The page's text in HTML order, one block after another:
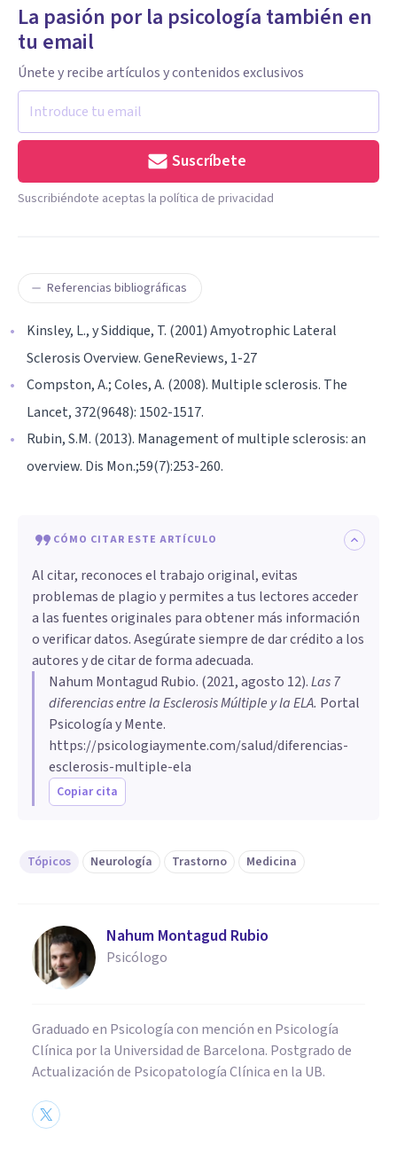
La pasión por la psicología también en
tu email
Únete y recibe artículos y contenidos exclusivos
Suscríbete
Suscribiéndote aceptas la política de privacidad
Referencias bibliográficas
Kinsley, L., y Siddique, T. (2001) Amyotrophic Lateral
Sclerosis Overview. GeneReviews, 1-27
Compston, A.; Coles, A. (2008). Multiple sclerosis. The
Lancet, 372(9648): 1502-1517.
Rubin, S.M. (2013). Management of multiple sclerosis: an
overview. Dis Mon.;59(7):253-260.
CÓMO CITAR ESTE ARTÍCULO
Al citar, reconoces el trabajo original, evitas
problemas de plagio y permites a tus lectores acceder
a las fuentes originales para obtener más información
o verificar datos. Asegúrate siempre de dar crédito a los
autores y de citar de forma adecuada.
Nahum Montagud Rubio. (2021, agosto 12).Las 7
diferencias entre la Esclerosis Múltiple y la ELA. Portal
Psicología y Mente.
https://psicologiaymente.com/salud/diferencias-
esclerosis-multiple-ela
Copiar cita
Tópicos Neurología Trastorno Medicina
Nahum Montagud Rubio
Psicólogo
Graduado en Psicología con mención en Psicología
Clínica por la Universidad de Barcelona. Postgrado de
Actualización de Psicopatología Clínica en la UB.